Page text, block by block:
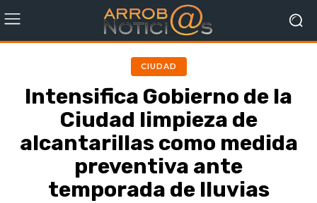
CIUDAD
Intensifica Gobierno de la
Ciudad limpieza de
alcantarillas como medida
preventiva ante
temporada de lluvias